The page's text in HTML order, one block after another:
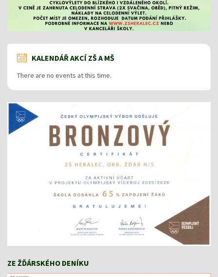
KALENDÁŘ AKCÍ ZŠ A MŠ
There are no events at this time.
ZE ŽĎÁRSKÉHO DENÍKU